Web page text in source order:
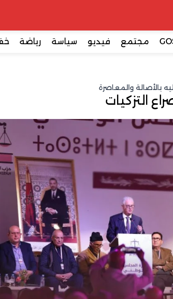
مجتمع فيديو سياسة رياضة
بالأصالة والمعاصرة
التزكيات